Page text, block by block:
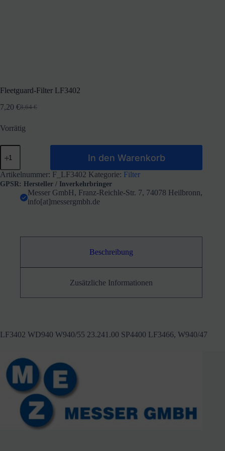
Fleetguard-Filter LF3402
8,64€
Ursprünglicher
war:
7,20 €Aktueller
ist:
Vorrätig
Fleetguard-
Filter
Menge
In den Warenkorb
Artikelnummer: F_LF3402 Kategorie: Filter
GPSR: Hersteller / Inverkehrbringer
Messer GmbH, Franz-Reichle-Str. 7, 74078 Heilbronn,
info[at]messergmbh.de
Beschreibung
Zusätzliche Informationen
LF3402 WD940 W940/55 23.241.00 SP4400 LF3466, W940/47